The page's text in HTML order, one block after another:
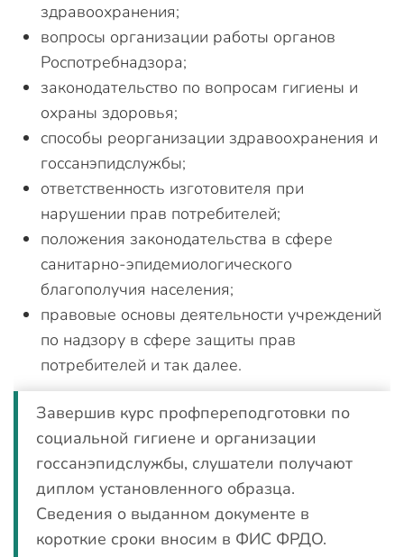
здравоохранения;
вопросы организации работы органов
Роспотребнадзора;
законодательство по вопросам гигиены и
охраны здоровья;
способы реорганизации здравоохранения и
госсанэпидслужбы;
ответственность изготовителя при
нарушении прав потребителей;
положения законодательства в сфере
санитарно-эпидемиологического
благополучия населения;
правовые основы деятельности учреждений
по надзору в сфере защиты прав
потребителей и так далее.
Завершив курс профпереподготовки по
социальной гигиене и организации
госсанэпидслужбы, слушатели получают
диплом установленного образца.
Сведения о выданном документе в
короткие сроки вносим в ФИС ФРДО.